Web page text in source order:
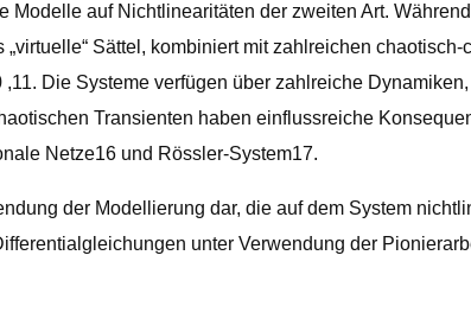
auf Nichtlinearitäten der zweiten Art.
Sättel, kombiniert mit zahlreichen
Die Systeme verfügen über zahlreiche
Transienten haben einflussreiche
Netze16 und Rössler-System17.
der Modellierung dar, die auf dem System
unter Verwendung der